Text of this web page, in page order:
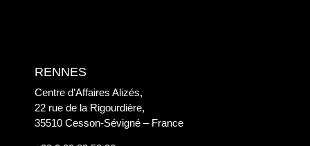
RENNES
Centre d’Affaires Alizés,
22 rue de la Rigourdière,
35510 Cesson-Sévigné – France